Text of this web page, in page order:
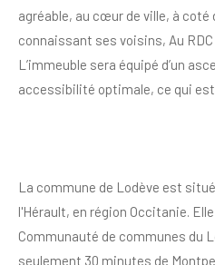
agréable, au cœur de ville, à
connaissant ses voisins, Au
L’immeuble sera équipé d’un
accessibilité optimale, ce qui est
La commune de Lodève est
l'Hérault, en région Occitanie.
Communauté de communes du
seulement 30 minutes de